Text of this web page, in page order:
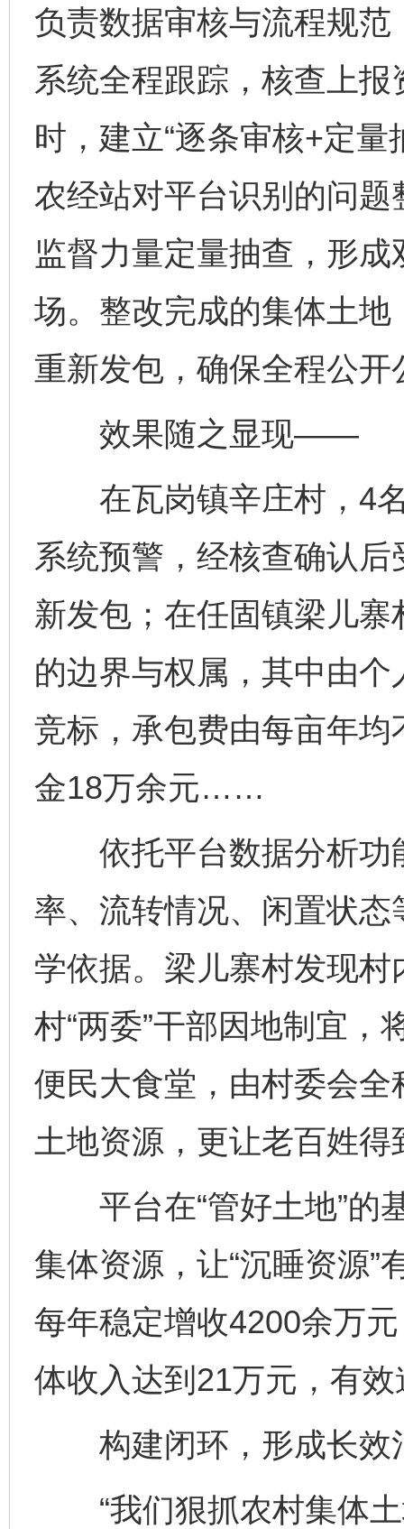
负责数据审核与流程规
系统全程跟踪，核查上
时，建立“逐条审核+定
农经站对平台识别的问
监督力量定量抽查，形
场。整改完成的集体土
重新发包，确保全程公开
效果随之显现——
在瓦岗镇辛庄村，4名
系统预警，经核查确认
新发包；在任固镇梁儿
的边界与权属，其中由
竞标，承包费由每亩年
金18万余元……
依托平台数据分析功
率、流转情况、闲置状
学依据。梁儿寨村发现
村“两委”干部因地制宜，
便民大食堂，由村委会
土地资源，更让老百姓得
平台在“管好土地”的
集体资源，让“沉睡资源”
每年稳定增收4200余万
体收入达到21万元，有
构建闭环，形成长效
“我们狠抓农村集体土